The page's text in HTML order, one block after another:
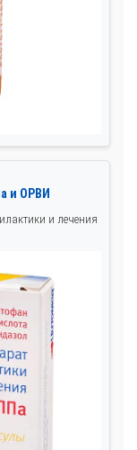
и ОРВИ
и лечения